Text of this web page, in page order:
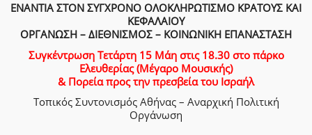
ΕΝΑΝΤΙΑ ΣΤΟΝ ΣΥΓΧΡΟΝΟ ΟΛΟΚΛΗΡΩΤΙΣΜΟ ΚΡΑΤΟΥΣ ΚΑΙ
ΚΕΦΑΛΑΙΟΥ
ΟΡΓΑΝΩΣΗ – ΔΙΕΘΝΙΣΜΟΣ – ΚΟΙΝΩΝΙΚΗ ΕΠΑΝΑΣΤΑΣΗ
Συγκέντρωση Τετάρτη 15 Μάη στις 18.30 στο πάρκο
Ελευθερίας (Μέγαρο Μουσικής)
& Πορεία προς την πρεσβεία του Ισραήλ
Τοπικός Συντονισμός Αθήνας – Αναρχική Πολιτική
Οργάνωση